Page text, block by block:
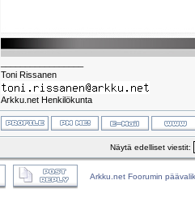
Toni Rissanen
Arkku.net Henkilökunta
Näytä edelliset viestit:
Arkku.net Foorumin